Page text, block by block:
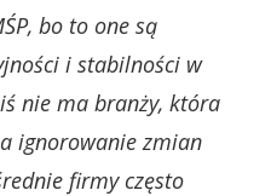
bo to one są
i stabilności w
nie ma branży, która
ignorowanie zmian
firmy często